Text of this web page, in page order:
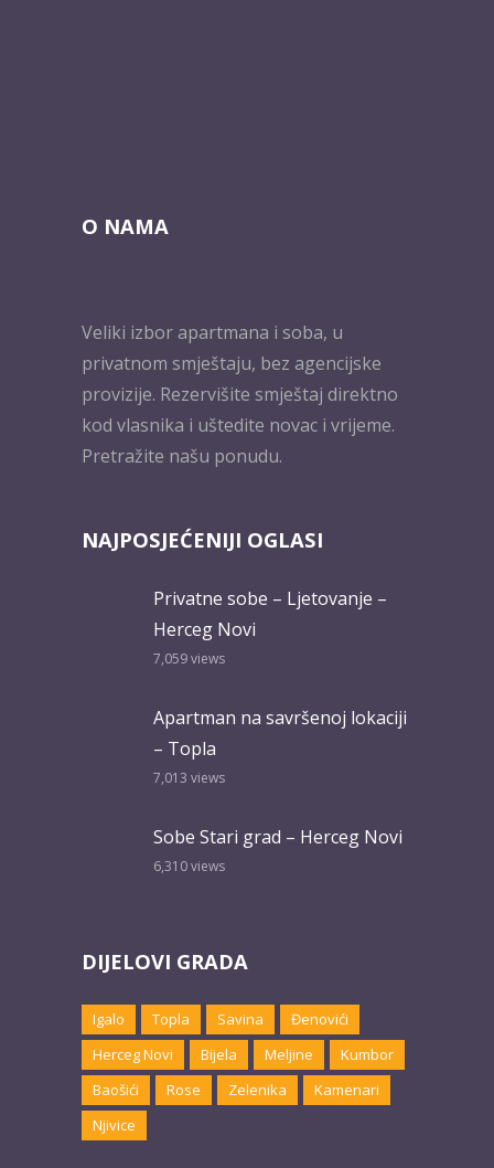
O NAMA
Veliki izbor apartmana i soba, u
privatnom smještaju, bez agencijske
provizije. Rezervišite smještaj direktno
kod vlasnika i uštedite novac i vrijeme.
Pretražite našu ponudu.
NAJPOSJEĆENIJI OGLASI
Privatne sobe – Ljetovanje –
Herceg Novi
7,059views
Apartman na savršenoj lokaciji
– Topla
7,013 views
Sobe Stari grad – Herceg Novi
6,310views
DIJELOVI GRADA
Igalo Topla Savina
Đenovići
Herceg Novi
Bijela Meljine
Kumbor
Baošići
Rose Zelenika
Kamenari
Njivice